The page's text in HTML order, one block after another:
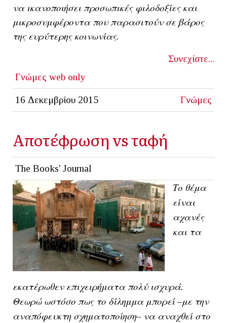
να ικανοποιήσει προσωπικές φιλοδοξίες και
μικροσυμφέροντα που παρασιτούν σε βάρος
της ευρύτερης κοινωνίας.
Συνεχίστε...
Γνώμες web only
16 Δεκεμβρίου 2015 Γνώμες
Αποτέφρωση vs ταφή
The Books' Journal
Το θέμα
είναι
αχανές
και τα
εκατέρωθεν επιχειρήματα πολύ ισχυρά.
Θεωρώ ωστόσο πως το δίλημμα μπορεί –με την
αναπόφευκτη σχηματοποίηση– να αναχθεί στο